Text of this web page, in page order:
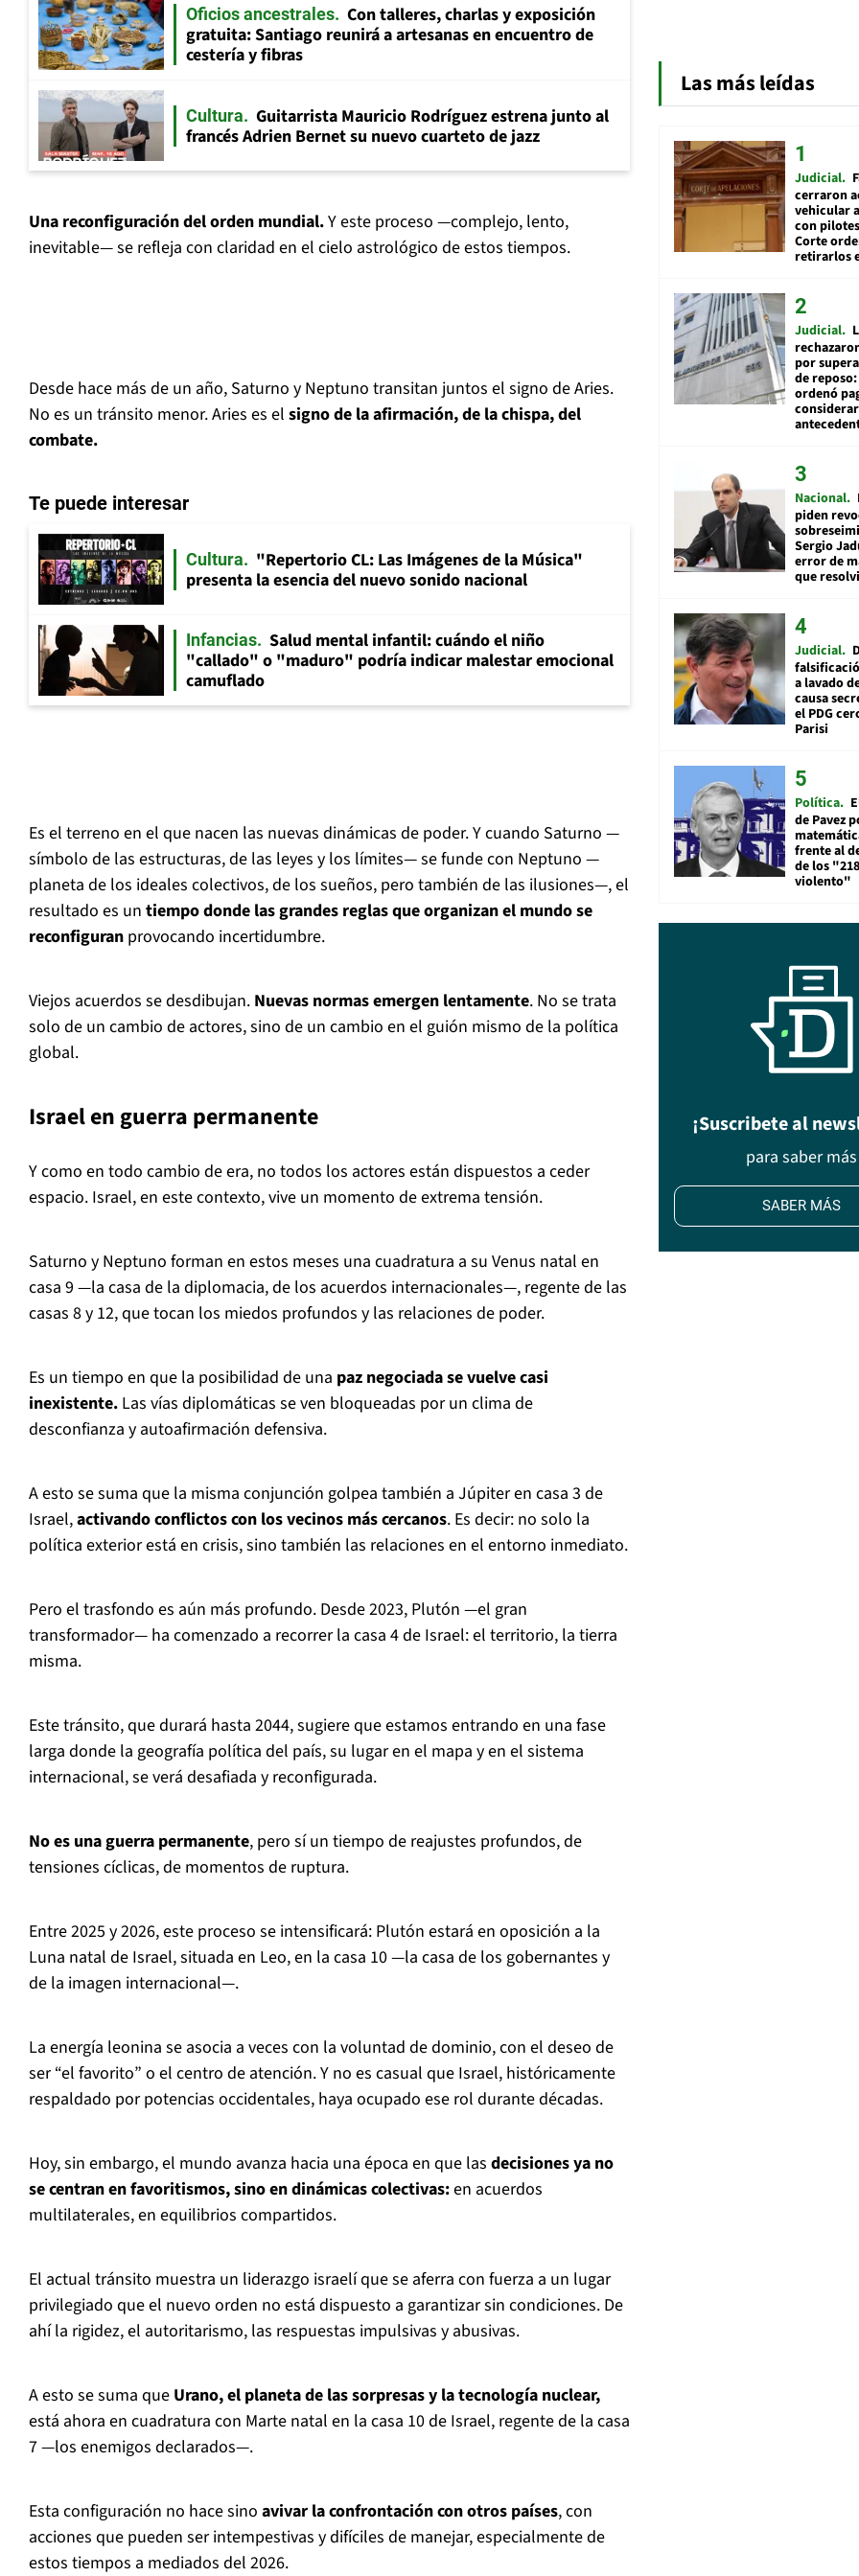
Oficios ancestrales
Con talleres, charlas y exposición
gratuita: Santiago reunirá a artesanas en encuentro de
cestería y fibras
Cultura
Guitarrista Mauricio Rodríguez estrena junto al
francés Adrien Bernet su nuevo cuarteto de jazz
Una reconfiguración del orden mundial.Y este proceso —complejo, lento,
inevitable— se refleja con claridad en el cielo astrológico de estos tiempos.
Desde hace más de un año, Saturno y Neptuno transitan juntos el signo de Aries.
No es un tránsito menor. Aries es el signo de la afirmación, de la chispa, del
combate.
Te puede interesar
Cultura
"Repertorio CL: Las Imágenes de la Música"
presenta la esencia del nuevo sonido nacional
Infancias
Salud mental infantil: cuándo el niño
"callado" o "maduro" podría indicar malestar emocional
camuflado
Es el terreno en el que nacen las nuevas dinámicas de poder. Y cuando Saturno —
símbolo de las estructuras, de las leyes y los límites— se funde con Neptuno —
planeta de los ideales colectivos, de los sueños, pero también de las ilusiones—, el
resultado es un tiempo donde las grandes reglas que organizan el mundo se
reconfiguran provocando incertidumbre.
Viejos acuerdos se desdibujan. Nuevas normas emergen lentamente. No se trata
solo de un cambio de actores, sino de un cambio en el guión mismo de la política
global.
Israel en guerra permanente
Y como en todo cambio de era, no todos los actores están dispuestos a ceder
espacio. Israel, en este contexto, vive un momento de extrema tensión.
Saturno y Neptuno forman en estos meses una cuadratura a su Venus natal en
casa 9 —la casa de la diplomacia, de los acuerdos internacionales—, regente de las
casas 8 y 12, que tocan los miedos profundos y las relaciones de poder.
Es un tiempo en que la posibilidad de una paz negociada se vuelve casi
inexistente. Las vías diplomáticas se ven bloqueadas por un clima de
desconfianza y autoafirmación defensiva.
A esto se suma que la misma conjunción golpea también a Júpiter en casa 3 de
Israel,activando conflictos con los vecinos más cercanos. Es decir: no solo la
política exterior está en crisis, sino también las relaciones en el entorno inmediato.
Pero el trasfondo es aún más profundo. Desde 2023, Plutón —el gran
transformador— ha comenzado a recorrer la casa 4 de Israel: el territorio, la tierra
misma.
Este tránsito, que durará hasta 2044, sugiere que estamos entrando en una fase
larga donde la geografía política del país, su lugar en el mapa y en el sistema
internacional, se verá desafiada y reconfigurada.
No es una guerra permanente, pero sí un tiempo de reajustes profundos, de
tensiones cíclicas, de momentos de ruptura.
Entre 2025 y 2026, este proceso se intensificará: Plutón estará en oposición a la
Luna natal de Israel, situada en Leo, en la casa 10 —la casa de los gobernantes y
de la imagen internacional—.
La energía leonina se asocia a veces con la voluntad de dominio, con el deseo de
ser “el favorito” o el centro de atención. Y no es casual que Israel, históricamente
respaldado por potencias occidentales, haya ocupado ese rol durante décadas.
Hoy, sin embargo, el mundo avanza hacia una época en que las decisiones ya no
se centran en favoritismos, sino en dinámicas colectivas:en acuerdos
multilaterales, en equilibrios compartidos.
El actual tránsito muestra un liderazgo israelí que se aferra con fuerza a un lugar
privilegiado que el nuevo orden no está dispuesto a garantizar sin condiciones. De
ahí la rigidez, el autoritarismo, las respuestas impulsivas y abusivas.
A esto se suma que Urano, el planeta de las sorpresas y la tecnología nuclear,
está ahora en cuadratura con Marte natal en la casa 10 de Israel, regente de la casa
7 —los enemigos declarados—.
Esta configuración no hace sino avivar la confrontación con otros países, con
acciones que pueden ser intempestivas y difíciles de manejar, especialmente de
estos tiempos a mediados del 2026.
Las más leídas
Judicial
cerraron
vehicular
con
Corte
retirarlos
Judicial
por
de
ordenó
Nacional
piden
Sergio
error de
que
Judicial
a lavado
causa
el PDG
Parisi
Política
de Pavez
frente al
de los
violento"
¡Suscribete al
para saber más
SABER MÁS